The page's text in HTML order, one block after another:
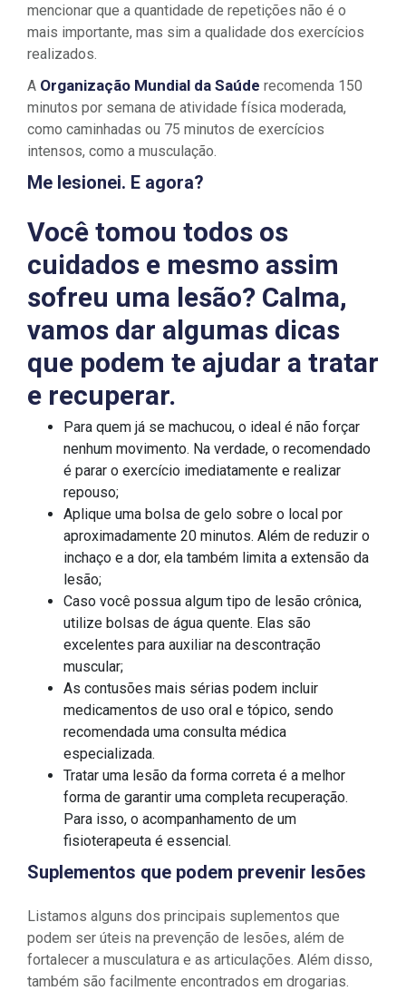
mencionar que a quantidade de repetições não é o
mais importante, mas sim a qualidade dos exercícios
realizados.
A Organização Mundial da Saúde recomenda 150
minutos por semana de atividade física moderada,
como caminhadas ou 75 minutos de exercícios
intensos, como a musculação.
Me lesionei. E agora?
Você tomou todos os
cuidados e mesmo assim
sofreu uma lesão? Calma,
vamos dar algumas dicas
que podem te ajudar a tratar
e recuperar.
Para quem já se machucou, o ideal é não forçar
nenhum movimento. Na verdade, o recomendado
é parar o exercício imediatamente e realizar
repouso;
Aplique uma bolsa de gelo sobre o local por
aproximadamente 20 minutos. Além de reduzir o
inchaço e a dor, ela também limita a extensão da
lesão;
Caso você possua algum tipo de lesão crônica,
utilize bolsas de água quente. Elas são
excelentes para auxiliar na descontração
muscular;
As contusões mais sérias podem incluir
medicamentos de uso oral e tópico, sendo
recomendada uma consulta médica
especializada.
Tratar uma lesão da forma correta é a melhor
forma de garantir uma completa recuperação.
Para isso, o acompanhamento de um
fisioterapeuta é essencial.
Suplementos que podem prevenir lesões
Listamos alguns dos principais suplementos que
podem ser úteis na prevenção de lesões, além de
fortalecer a musculatura e as articulações. Além disso,
também são facilmente encontrados em drogarias.